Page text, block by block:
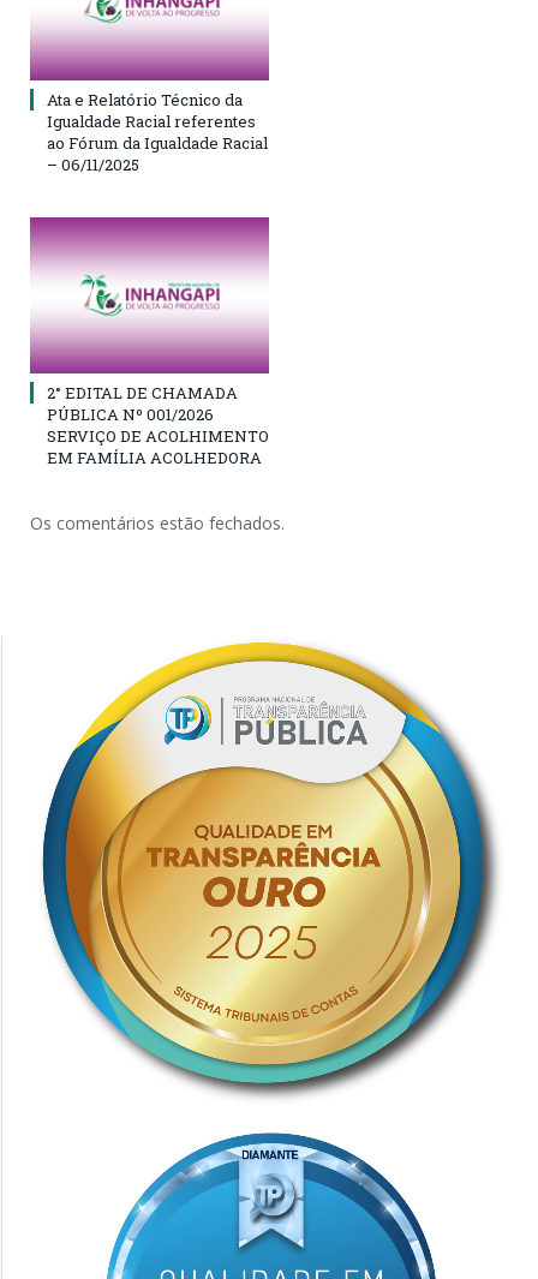
Ata e Relatório Técnico da
Igualdade Racial referentes
ao Fórum da Igualdade Racial
– 06/11/2025
2° EDITAL DE CHAMADA
PÚBLICA Nº 001/2026
SERVIÇO DE ACOLHIMENTO
EM FAMÍLIA ACOLHEDORA
Os comentários estão fechados.